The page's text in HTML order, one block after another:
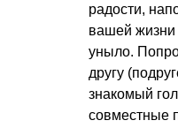
радости,
вашей жизни
уныло.
другу
знакомый
совместные